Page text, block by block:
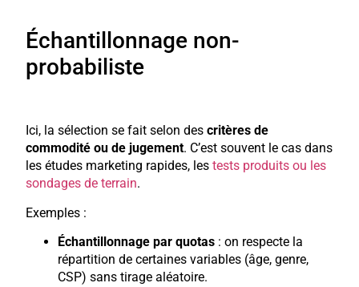
Échantillonnage non-
probabiliste
Ici, la sélection se fait selon descritères de
commodité ou de jugement. C’est souvent le cas dans
les études marketing rapides, lestests produits ou les
sondages de terrain.
Exemples :
Échantillonnage par quotas : on respecte la
répartition de certaines variables (âge, genre,
CSP) sans tirage aléatoire.